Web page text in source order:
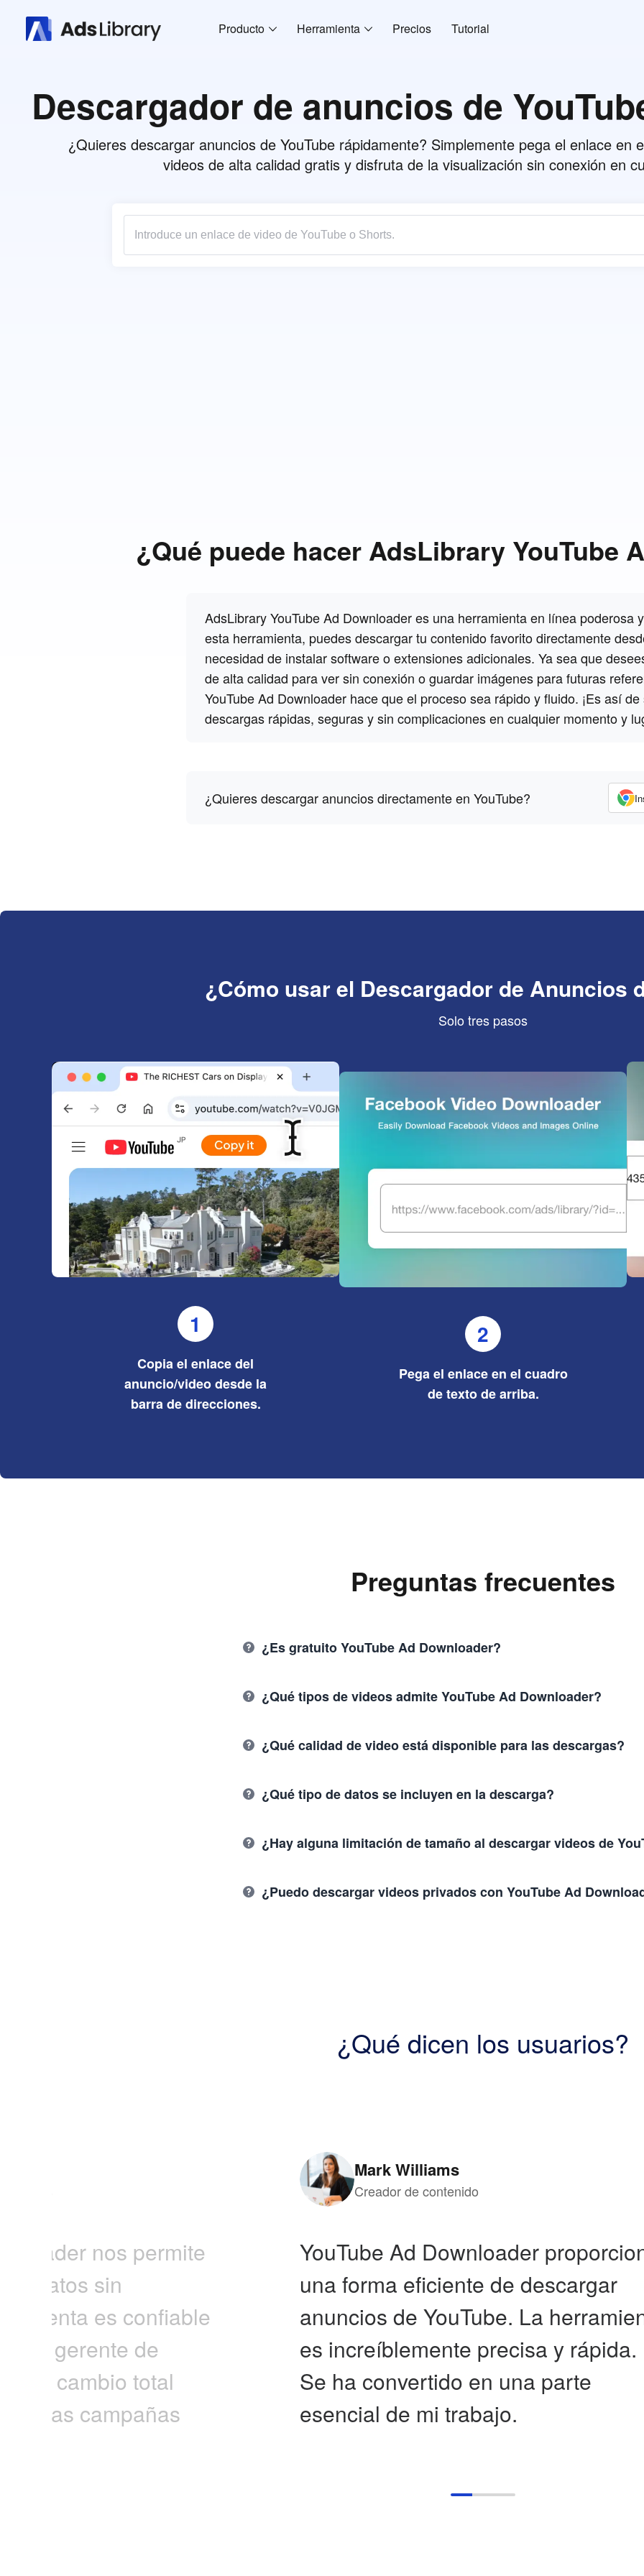
Producto Herramienta Precios Tutorial
Descargador de anuncios de
¿Quieres descargar anuncios de YouTube rápidamente? Simplemente pega el enlace en
videos de alta calidad gratis y disfruta de la visualización sin conexión en
¿Qué puede hacer AdsLibrary YouTube
AdsLibrary YouTube Ad Downloader es una herramienta en línea poderosa
esta herramienta, puedes descargar tu contenido favorito directamente
necesidad de instalar software o extensiones adicionales. Ya sea que
de alta calidad para ver sin conexión o guardar imágenes para futuras
YouTube Ad Downloader hace que el proceso sea rápido y fluido. ¡Es así
descargas rápidas, seguras y sin complicaciones en cualquier momento y
¿Quieres descargar anuncios directamente en YouTube?
¿Cómo usar el Descargador de Anuncios
Solo tres pasos
1
Copia el enlace del
anuncio/video desde la
barra de direcciones.
2
Pega el enlace en el cuadro
de texto de arriba.
Preguntas frecuentes
¿Es gratuito YouTube Ad Downloader?
¿Qué tipos de videos admite YouTube Ad Downloader?
¿Qué calidad de video está disponible para las descargas?
¿Qué tipo de datos se incluyen en la descarga?
¿Hay alguna limitación de tamaño al descargar videos de
¿Puedo descargar videos privados con YouTube Ad
¿Qué dicen los usuarios?
nos permite
y datos sin
es confiable
gerente de
un cambio total
campañas
Mark Williams
Creador de contenido
YouTube Ad Downloader
una forma eficiente de descargar
anuncios de YouTube. La
es increíblemente precisa y rápida.
Se ha convertido en una parte
esencial de mi trabajo.